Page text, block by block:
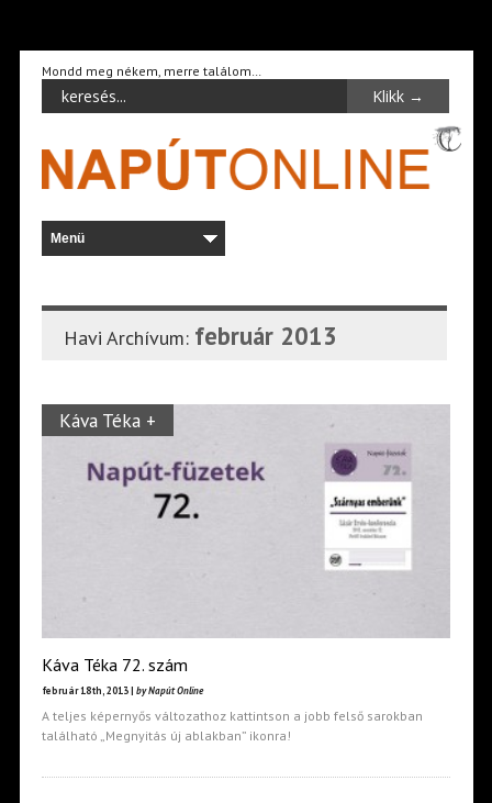
Mondd meg nékem, merre találom…
Havi Archívum: február 2013
Káva Téka +
Káva Téka 72. szám
február 18th, 2013 | by Napút Online
A teljes képernyős változathoz kattintson a jobb felső sarokban
található „Megnyitás új ablakban” ikonra!